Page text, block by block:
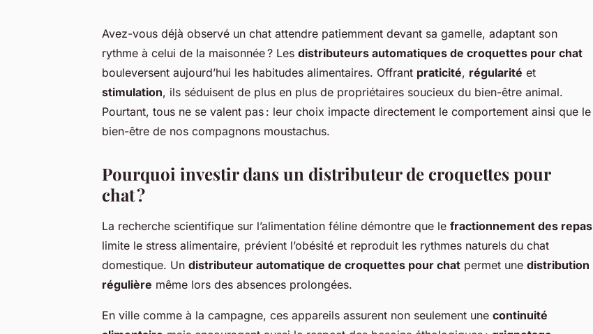
Avez-vous déjà observé un chat attendre patiemment devant sa gamelle, adaptant son
rythme à celui de la maisonnée ? Les distributeurs automatiques de croquettes pour chat
bouleversent aujourd’hui les habitudes alimentaires. Offrant praticité, régularité et
stimulation, ils séduisent de plus en plus de propriétaires soucieux du bien-être animal.
Pourtant, tous ne se valent pas : leur choix impacte directement le comportement ainsi que le
bien-être de nos compagnons moustachus.
Pourquoi investir dans un distributeur de croquettes pour
chat ?
La recherche scientifique sur l’alimentation féline démontre que le fractionnement des repas
limite le stress alimentaire, prévient l’obésité et reproduit les rythmes naturels du chat
domestique. Un distributeur automatique de croquettes pour chat permet une distribution
régulière même lors des absences prolongées.
En ville comme à la campagne, ces appareils assurent non seulement une continuité